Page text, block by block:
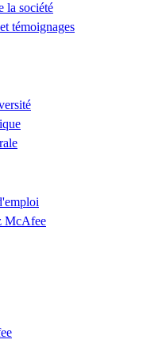
la société
témoignages
McAfee